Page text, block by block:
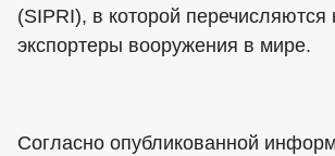
(SIPRI), в которой перечисляются
экспортеры вооружения в мире.
Согласно опубликованной